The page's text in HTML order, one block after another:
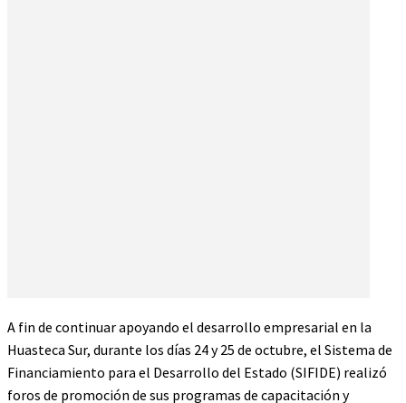
A fin de continuar apoyando el desarrollo empresarial en la
Huasteca Sur, durante los días 24 y 25 de octubre, el Sistema de
Financiamiento para el Desarrollo del Estado (SIFIDE) realizó
foros de promoción de sus programas de capacitación y